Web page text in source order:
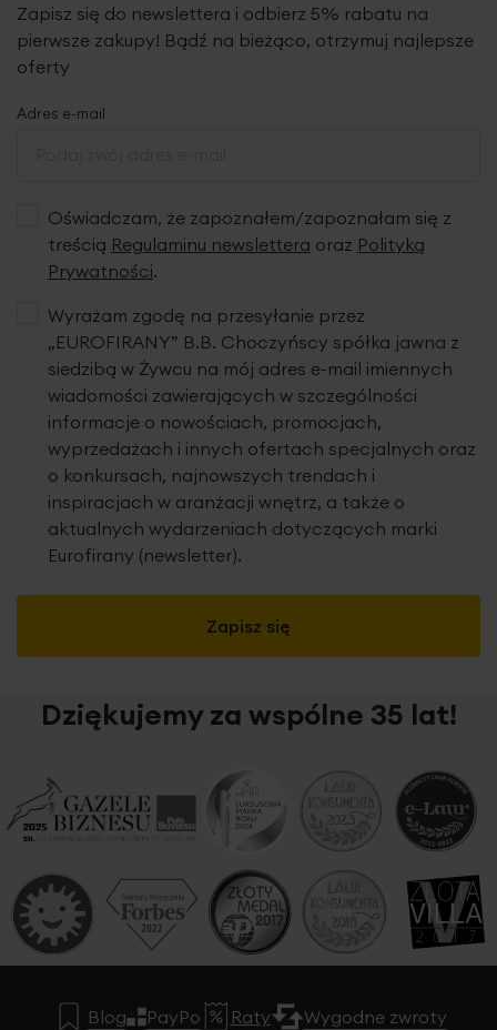
Zapisz się do newslettera i odbierz 5% rabatu na
pierwsze zakupy! Bądź na bieżąco, otrzymuj najlepsze
oferty
Adres e-mail
Oświadczam, że zapoznałem/zapoznałam się z
treścią Regulaminu newslettera oraz Polityką
Prywatności.
Zapisz się
Wyrażam zgodę na przesyłanie przez
„EUROFIRANY” B.B. Choczyńscy spółka jawna z
siedzibą w Żywcu na mój adres e-mail imiennych
wiadomości zawierających w szczególności
informacje o nowościach, promocjach,
wyprzedażach i innych ofertach specjalnych oraz
o konkursach, najnowszych trendach i
inspiracjach w aranżacji wnętrz, a także o
aktualnych wydarzeniach dotyczących marki
Eurofirany (newsletter).
Dziękujemy za wspólne 35 lat!
Blog PayPo Raty Wygodne zwroty